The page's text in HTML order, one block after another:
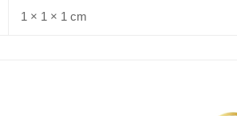
1 × 1 × 1 cm